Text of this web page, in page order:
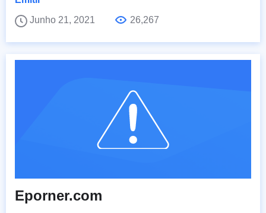
Junho 21, 2021
26,267
Eporner.com